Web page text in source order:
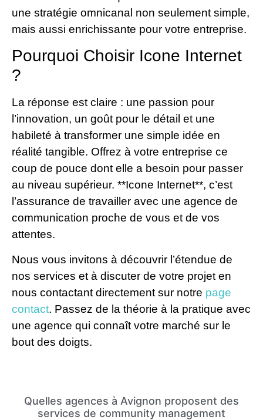
une stratégie omnicanal non seulement simple,
mais aussi enrichissante pour votre entreprise.
Pourquoi Choisir Icone Internet
?
La réponse est claire : une passion pour
l’innovation, un goût pour le détail et une
habileté à transformer une simple idée en
réalité tangible. Offrez à votre entreprise ce
coup de pouce dont elle a besoin pour passer
au niveau supérieur. **Icone Internet**, c’est
l’assurance de travailler avec une agence de
communication proche de vous et de vos
attentes.
Nous vous invitons à découvrir l’étendue de
nos services et à discuter de votre projet en
nous contactant directement sur notre page
contact. Passez de la théorie à la pratique avec
une agence qui connaît votre marché sur le
bout des doigts.
Quelles agences à Avignon proposent des
services de community management